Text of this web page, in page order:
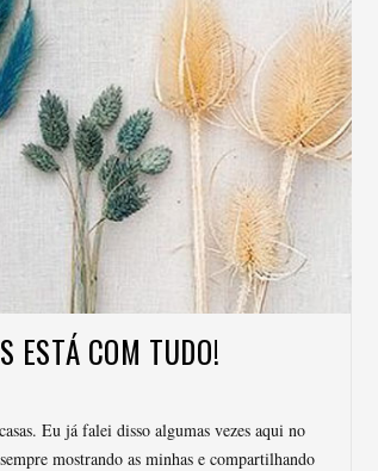
ESTÁ COM TUDO!
Eu já falei disso algumas vezes aqui no
mostrando as minhas e compartilhando